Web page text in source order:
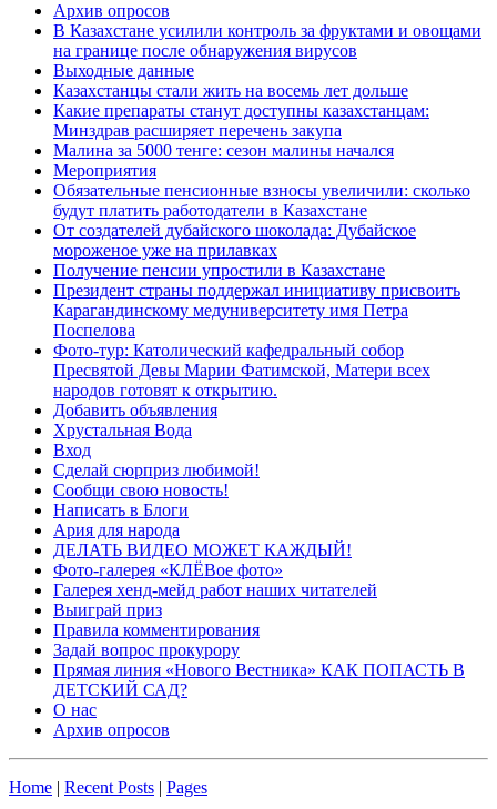
Архив опросов
В Казахстане усилили контроль за фруктами и овощами
на границе после обнаружения вирусов
Выходные данные
Казахстанцы стали жить на восемь лет дольше
Какие препараты станут доступны казахстанцам:
Минздрав расширяет перечень закупа
Малина за 5000 тенге: сезон малины начался
Мероприятия
Обязательные пенсионные взносы увеличили: сколько
будут платить работодатели в Казахстане
От создателей дубайского шоколада: Дубайское
мороженое уже на прилавках
Получение пенсии упростили в Казахстане
Президент страны поддержал инициативу присвоить
Карагандинскому медуниверситету имя Петра
Поспелова
Фото-тур: Католический кафедральный собор
Пресвятой Девы Марии Фатимской, Матери всех
народов готовят к открытию.
Добавить объявления
Хрустальная Вода
Вход
Сделай сюрприз любимой!
Сообщи свою новость!
Написать в Блоги
Ария для народа
ДЕЛАТЬ ВИДЕО МОЖЕТ КАЖДЫЙ!
Фото-галерея «КЛЁВое фото»
Галерея хенд-мейд работ наших читателей
Выиграй приз
Правила комментирования
Задай вопрос прокурору
Прямая линия «Нового Вестника» КАК ПОПАСТЬ В
ДЕТСКИЙ САД?
О нас
Архив опросов
Home | Recent Posts | Pages